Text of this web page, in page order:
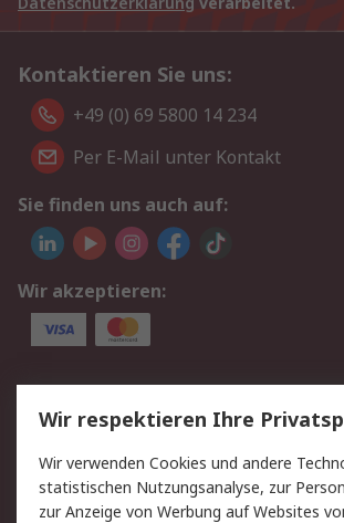
Kontaktieren Sie uns:
+49 (0) 69 5800 14 234
Per E-Mail unter Kontakt
Sie finden uns auch auf:
Wir akzeptieren:
Service
Value Added Services
Rücksendungen
Kontakt
Hilfe
Wir respektieren Ihre
Wir verwenden Cookies und andere
statistischen Nutzungsanalyse, zur
zur Anzeige von Werbung auf Websites